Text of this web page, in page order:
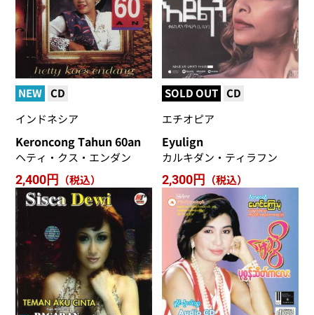
NEW CD
インドネシア
Keroncong Tahun 60an
ヘティ・クス・エンダン
2,400円 （税込）
SOLD OUT CD
エチオピア
Eyulign
カルキダン・ティラフン
2,300円 （税込）